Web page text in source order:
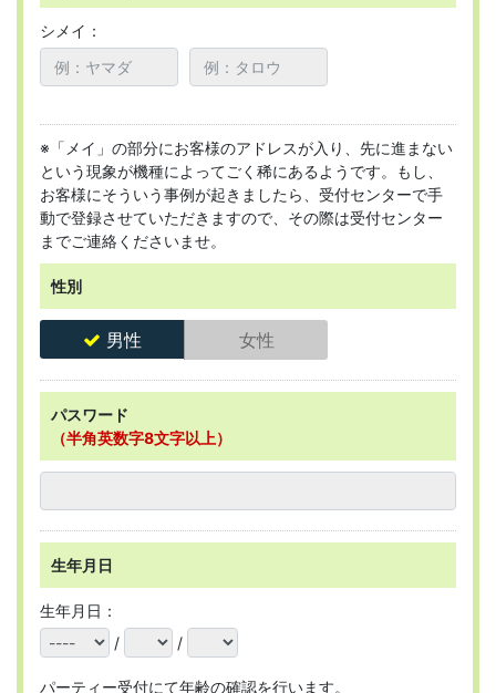
シメイ：
※「メイ」の部分にお客様のアドレスが入り、先に進まない
という現象が機種によってごく稀にあるようです。もし、
お客様にそういう事例が起きましたら、受付センターで手
動で登録させていただきますので、その際は受付センター
までご連絡くださいませ。
性別
男性 女性
パスワード
（半角英数字8文字以上）
生年月日
生年月日：
/
/
パーティー受付にて年齢の確認を行います。